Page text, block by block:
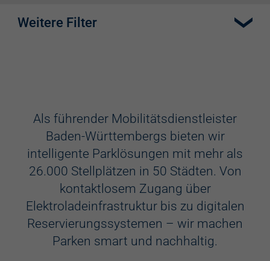
Weitere Filter
Aufzug
Videokameras
Schülerkunst
Behindertenstellplätze
Familienstellplätze
Als führender Mobilitätsdienstleister
Baden-Württembergs bieten wir
intelligente Parklösungen mit mehr als
26.000 Stellplätzen in 50 Städten. Von
kontaktlosem Zugang über
Elektroladeinfrastruktur bis zu digitalen
Reservierungssystemen – wir machen
Parken smart und nachhaltig.